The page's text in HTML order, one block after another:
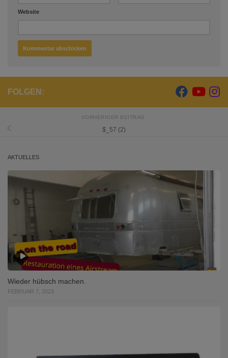
Website
FOLGEN:
VORHERIGER BEITRAG
$_57 (2)
AKTUELLES
Wieder hübsch machen.
FEBRUAR 7, 2023